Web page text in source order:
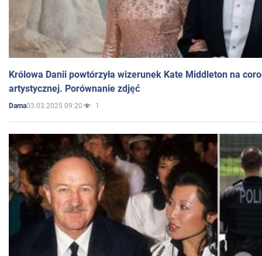
Królowa Danii powtórzyła wizerunek Kate Middleton na
artystycznej. Porównanie zdjęć
Dama03.03.2025 09:20 1